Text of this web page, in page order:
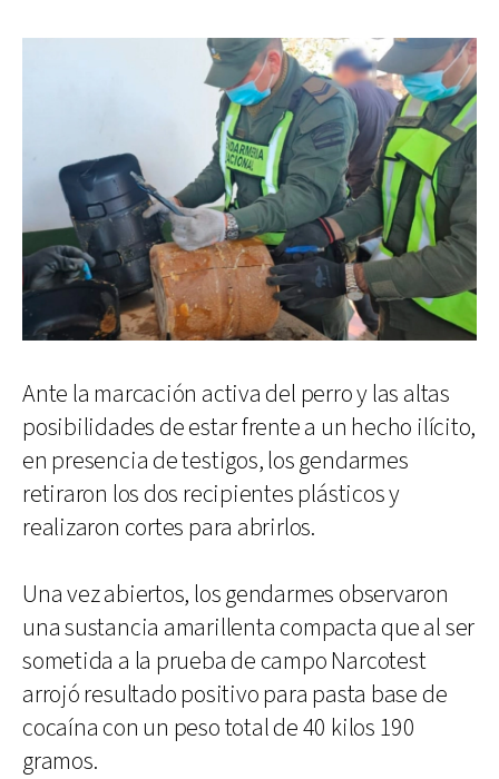
Ante la marcación activa del perro y las altas
posibilidades de estar frente a un hecho ilícito,
en presencia de testigos, los gendarmes
retiraron los dos recipientes plásticos y
realizaron cortes para abrirlos.
Una vez abiertos, los gendarmes observaron
una sustancia amarillenta compacta que al ser
sometida a la prueba de campo Narcotest
arrojó resultado positivo para pasta base de
cocaína con un peso total de 40 kilos 190
gramos.